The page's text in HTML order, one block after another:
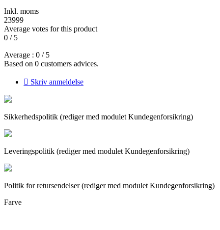
Inkl. moms
23999
Average votes for this product
0 / 5
Average : 0 / 5
Based on 0 customers advices.
 Skriv anmeldelse
Sikkerhedspolitik (rediger med modulet Kundegenforsikring)
Leveringspolitik (rediger med modulet Kundegenforsikring)
Politik for retursendelser (rediger med modulet Kundegenforsikring)
Farve